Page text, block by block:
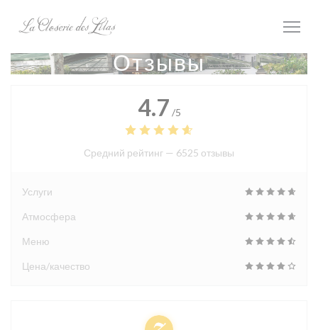
Отзывы
4.7 /5
Средний рейтинг — 6525 отзывы
Услуги
Атмосфера
Меню
Цена/качество